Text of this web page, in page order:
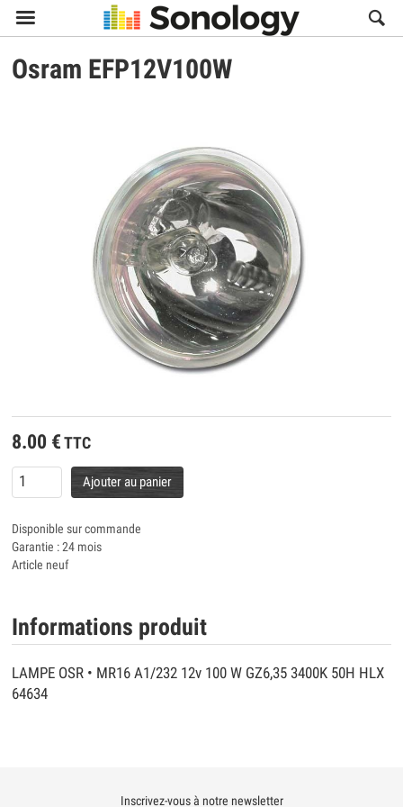

Osram EFP12V100W
8.00 € TTC
Ajouter au panier
Disponible sur commande
Garantie : 24 mois
Article neuf
Informations produit
LAMPE OSR • MR16 A1/232 12v 100 W GZ6,35 3400K 50H HLX
64634
Inscrivez-vous à notre newsletter